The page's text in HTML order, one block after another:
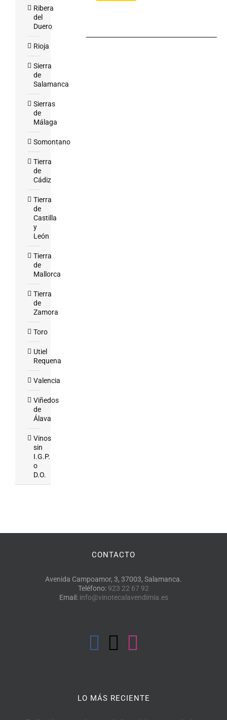
Ribera
del
Duero
Rioja
Sierra
de
Salamanca
Sierras
de
Málaga
Somontano
Tierra
de
Cádiz
Tierra
de
Castilla
y
León
Tierra
de
Mallorca
Tierra
de
Zamora
Toro
Utiel
Requena
Valencia
Viñedos
de
Álava
Vinos
sin
I.G.P.
o
D.O.
CONTACTO
Avenida Campoamor, 3, 37003, Salamanca.
Teléfono: 923 22 67 92
Email: info@vinotecalavendimia.es
LO MÁS RECIENTE